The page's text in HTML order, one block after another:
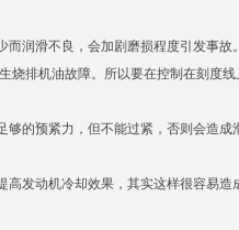
润滑不良，会加剧磨损程度引发事故
排机油故障。所以要在控制在刻度线
预紧力，但不能过紧，否则会造成
发动机冷却效果，其实这样很容易造